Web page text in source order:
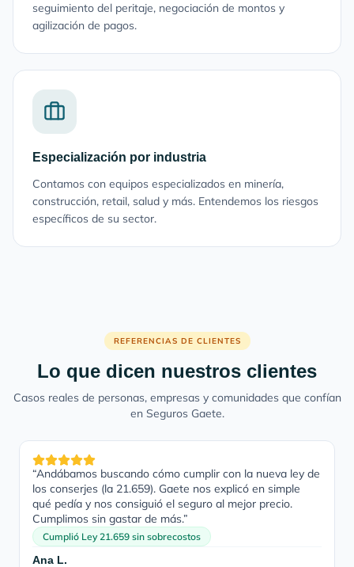
seguimiento del peritaje, negociación de montos y
agilización de pagos.
Especialización por industria
Contamos con equipos especializados en minería,
construcción, retail, salud y más. Entendemos los riesgos
específicos de su sector.
REFERENCIAS DE CLIENTES
Lo que dicen nuestros clientes
Casos reales de personas, empresas y comunidades que confían
en Seguros Gaete.
“Andábamos buscando cómo cumplir con la nueva ley de
los conserjes (la 21.659). Gaete nos explicó en simple
qué pedía y nos consiguió el seguro al mejor precio.
Cumplimos sin gastar de más.”
Cumplió Ley 21.659 sin sobrecostos
Ana L.